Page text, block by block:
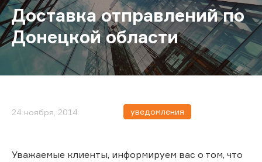
Доставка отправлений по
Донецкой области
24 ноября, 2014 уведомления
Уважаемые клиенты, информируем вас о том, что